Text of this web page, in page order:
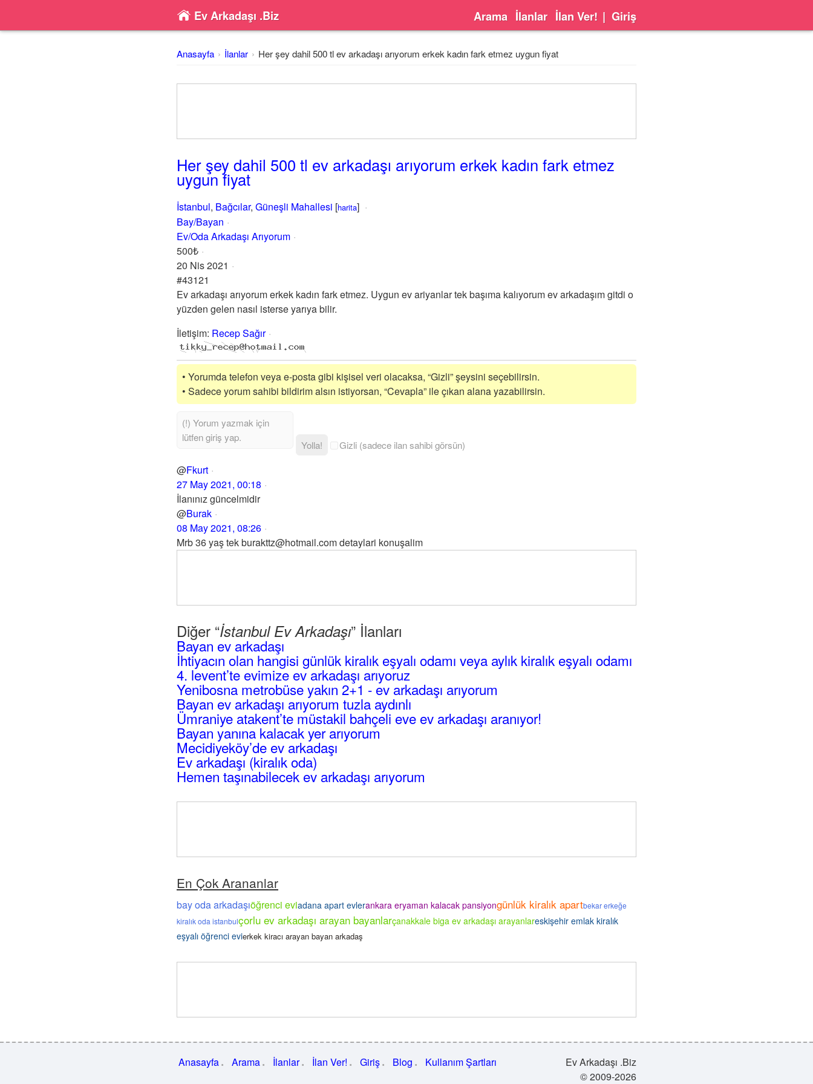
Ev Arkadaşı .Biz Arama İlanlar İlan Ver! | Giriş
Anasayfa İlanlar Her şey dahil 500 tl ev arkadaşı arıyorum erkek kadın fark etmez uygun fiyat
Her şey dahil 500 tl ev arkadaşı arıyorum erkek kadın fark etmez
uygun fiyat
İstanbul, Bağcılar, Güneşli Mahallesi [harita]
Bay/Bayan
Ev/Oda Arkadaşı Arıyorum
500₺
20 Nis 2021
#43121
Ev arkadaşı arıyorum erkek kadın fark etmez. Uygun ev ariyanlar tek başıma kalıyorum ev arkadaşım gitdi o
yüzden gelen nasıl isterse yarıya bilir.
İletişim: Recep Sağır
• Yorumda telefon veya e-posta gibi kişisel veri olacaksa, “Gizli” şeysini seçebilirsin.
• Sadece yorum sahibi bildirim alsın istiyorsan, “Cevapla” ile çıkan alana yazabilirsin.
Yolla! Gizli (sadece ilan sahibi görsün)
@Fkurt
27 May 2021, 00:18
İlanınız güncelmidir
@Burak
08 May 2021, 08:26
Mrb 36 yaş tek burakttz@hotmail.com detaylari konuşalim
Diğer “İstanbul Ev Arkadaşı” İlanları
Bayan ev arkadaşı
İhtiyacın olan hangisi günlük kiralık eşyalı odamı veya aylık kiralık eşyalı odamı
4. levent’te evimize ev arkadaşı arıyoruz
Yenibosna metrobüse yakın 2+1 - ev arkadaşı arıyorum
Bayan ev arkadaşı arıyorum tuzla aydınlı
Ümraniye atakent’te müstakil bahçeli eve ev arkadaşı aranıyor!
Bayan yanına kalacak yer arıyorum
Mecidiyeköy’de ev arkadaşı
Ev arkadaşı (kiralık oda)
Hemen taşınabilecek ev arkadaşı arıyorum
En Çok Arananlar
bay oda arkadaşıöğrenci eviadana apart evlerankara eryaman kalacak pansiyongünlük kiralık apartbekar erkeğe
kiralık oda istanbulçorlu ev arkadaşı arayan bayanlarçanakkale biga ev arkadaşı arayanlareskişehir emlak kiralık
eşyalı öğrenci evierkek kiracı arayan bayan arkadaş
Anasayfa Arama İlanlar İlan Ver! Giriş Blog Kullanım Şartları
Ev Arkadaşı .Biz
© 2009-2026